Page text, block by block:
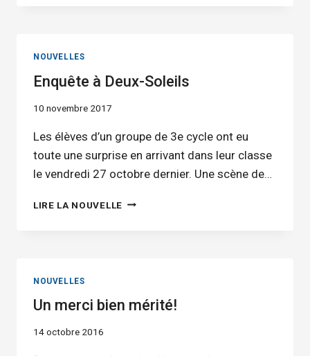
DU
NOUVELLES
Enquête à Deux-Soleils
10 novembre 2017
Les élèves d’un groupe de 3e cycle ont eu
toute une surprise en arrivant dans leur classe
le vendredi 27 octobre dernier. Une scène de…
LIRE LA NOUVELLEENQUÊTE
NOUVELLES
Un merci bien mérité!
14 octobre 2016